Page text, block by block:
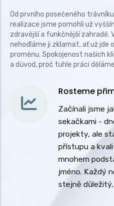
Od prvního posečeného
realizace jsme pomohli už
zdravější a funkčnější zahradě.
nehodláme ji zklamat, ať už jde
proměnu. Spokojenost našich
a důvod, proč tuhle práci
Rosteme
Začínali jsme
sekačkami -
projekty, ale
přístupu a
mnohem
jméno. Každý
stejně